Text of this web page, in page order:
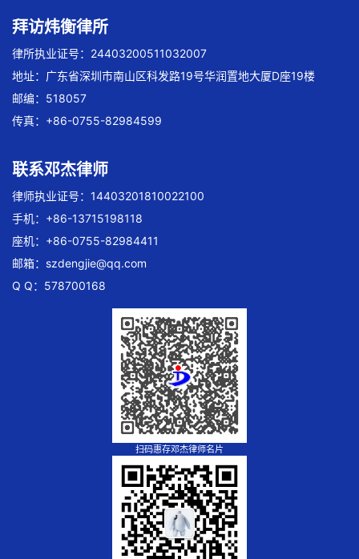
拜访炜衡律所
律所执业证号：24403200511032007
地址：广东省深圳市南山区科发路19号华润置地大厦D座19楼
邮编：518057
传真：+86-0755-82984599
联系邓杰律师
律师执业证号：14403201810022100
手机：+86-13715198118
座机：+86-0755-82984411
邮箱： szdengjie@qq.com
Q Q：578700168
扫码惠存邓杰律师名片